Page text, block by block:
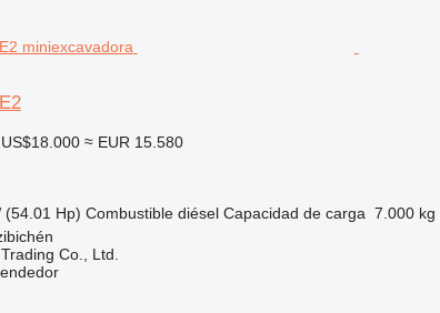
US$18.000 ≈ EUR 15.580
(54.01 Hp) Combustible diésel Capacidad de carga 7.000 kg
Co., Ltd.